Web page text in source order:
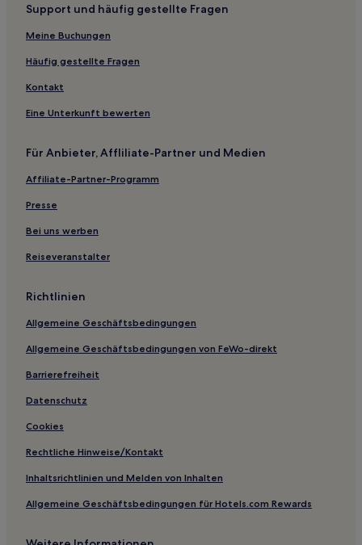
Niederkreuzstetten Hotels
Hotels nahe Burg Laa
Support und häufig gestellte Fragen
Meine Buchungen
Häufig gestellte Fragen
Kontakt
Eine Unterkunft bewerten
Für Anbieter, Affliliate-Partner und Medien
Affiliate-Partner-Programm
Presse
Bei uns werben
Reiseveranstalter
Richtlinien
Allgemeine Geschäftsbedingungen
Allgemeine Geschäftsbedingungen von FeWo-direkt
Barrierefreiheit
Datenschutz
Cookies
Rechtliche Hinweise/Kontakt
Inhaltsrichtlinien und Melden von Inhalten
Allgemeine Geschäftsbedingungen für Hotels.com Rewards